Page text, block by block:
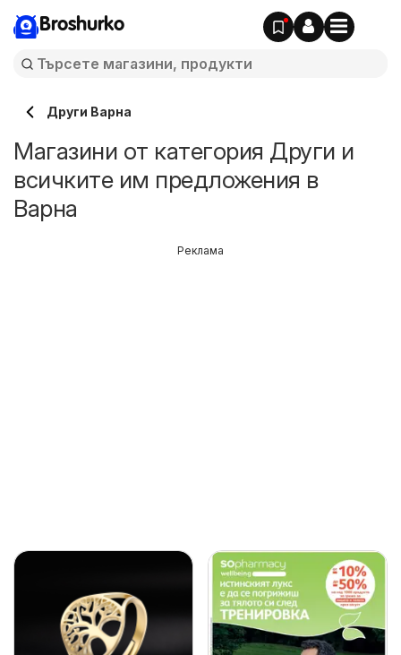
Broshurko
Други Варна
Магазини от категория Други и
всичките им предложения в
Варна
Реклама